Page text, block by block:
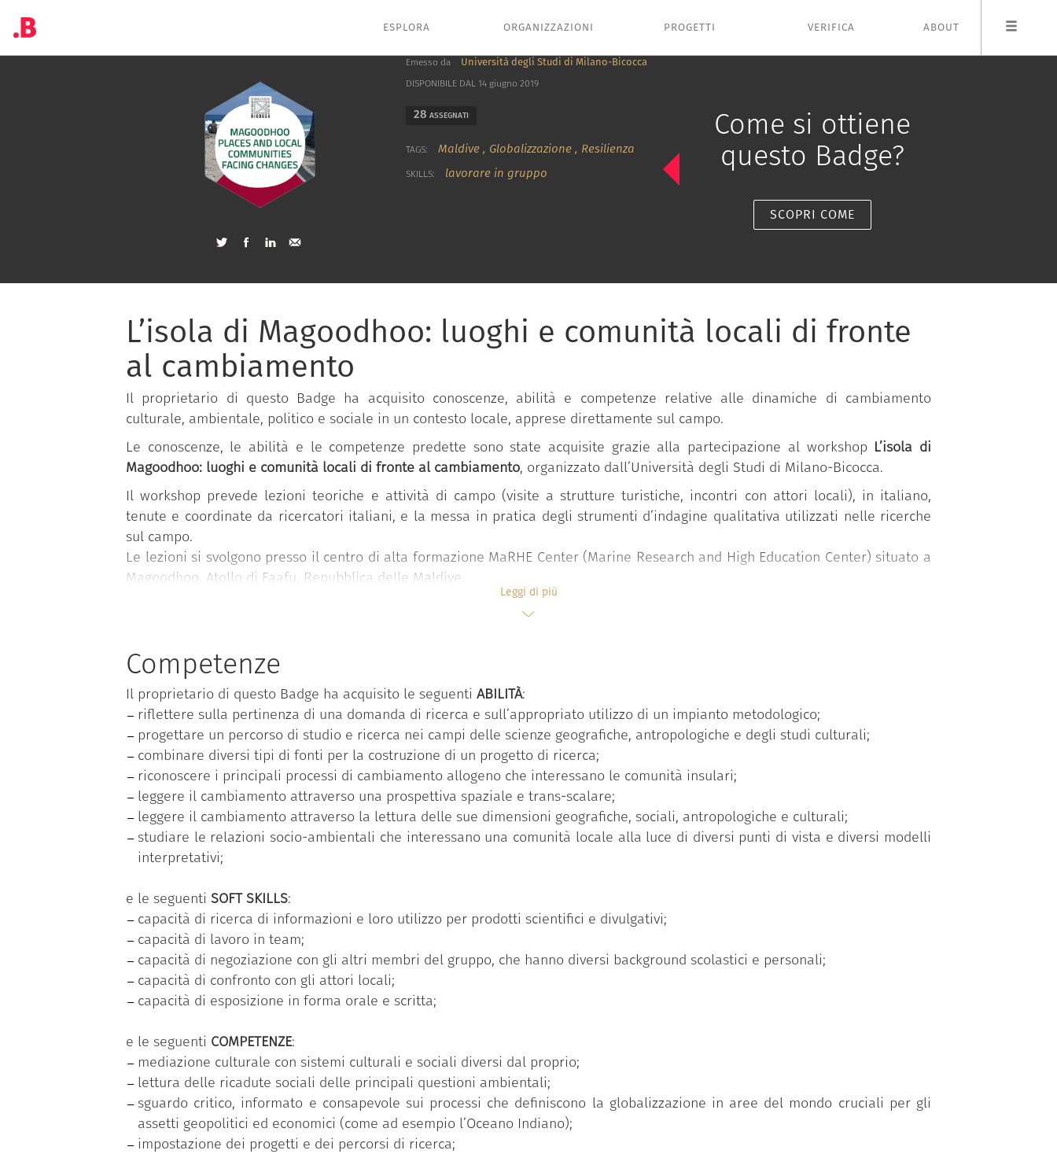
ESPLORA ORGANIZZAZIONI PROGETTI VERIFICA ABOUT
Emesso da Università degli Studi di Milano-Bicocca
DISPONIBILE DAL 14 giugno 2019
28 ASSEGNATI
TAGS: Maldive , Globalizzazione , Resilienza
SKILLS: lavorare in gruppo
Come si ottiene
questo Badge?
SCOPRI COME
L’isola di Magoodhoo: luoghi e comunità locali di fronte
al cambiamento
Il proprietario di questo Badge ha acquisito conoscenze, abilità e competenze relative alle dinamiche di cambiamento
culturale, ambientale, politico e sociale in un contesto locale, apprese direttamente sul campo.
Le conoscenze, le abilità e le competenze predette sono state acquisite grazie alla partecipazione al workshop L’isola di
Magoodhoo: luoghi e comunità locali di fronte al cambiamento, organizzato dall’Università degli Studi di Milano-Bicocca.
Il workshop prevede lezioni teoriche e attività di campo (visite a strutture turistiche, incontri con attori locali), in italiano,
tenute e coordinate da ricercatori italiani, e la messa in pratica degli strumenti d’indagine qualitativa utilizzati nelle ricerche
sul campo.
Le lezioni si svolgono presso il centro di alta formazione MaRHE Center (Marine Research and High Education Center) situato a
Magoodhoo, Atollo di Faafu, Repubblica delle Maldive.
Lo scopo principale del corso è la lettura delle dinamiche di cambiamento culturale, ambientale, politico, economico e sociale
in un contesto locale, con un focus particolare sulle strategie di resilienza (ovvero la capacità di un sistema di ritrovare un
nuovo equilibrio di fronte al cambiamento) che le comunità locali mettono in atto di fronte alle transizioni. Un’attenzione
specifica è dedicata agli aspetti geografici, culturali, religiosi, ambientali e antropologici della comunità locale ospitante: nel
quadro più generale rappresentato dalla regione di riferimento.
Il workshop L’isola di Magoodhoo: luoghi e comunità locali di fronte al cambiamento
particolare per gli studenti impegnati in studi culturali e delle scienze sociali, per comprendere la contemporaneità e per
applicare i modelli interpretativi teorici allo studio di caso, sperimentando le competenze sul campo.
La durata del percorso è di 8 giorni. Al rientro è prevista la stesura di un rapporto di ricerca, in italiano, svolto in gruppo da
parte dei partecipanti e la discussione delle informazioni e dei dati raccolti durante la frequenza alle attività.
Leggi di più
Competenze
Il proprietario di questo Badge ha acquisito le seguenti ABILITÀ:
riflettere sulla pertinenza di una domanda di ricerca e sull’appropriato utilizzo di un impianto metodologico;
progettare un percorso di studio e ricerca nei campi delle scienze geografiche, antropologiche e degli studi culturali;
combinare diversi tipi di fonti per la costruzione di un progetto di ricerca;
riconoscere i principali processi di cambiamento allogeno che interessano le comunità insulari;
leggere il cambiamento attraverso una prospettiva spaziale e trans-scalare;
leggere il cambiamento attraverso la lettura delle sue dimensioni geografiche, sociali, antropologiche e culturali;
studiare le relazioni socio-ambientali che interessano una comunità locale alla luce di diversi punti di vista e diversi modelli
interpretativi;
e le seguenti SOFT SKILLS:
capacità di ricerca di informazioni e loro utilizzo per prodotti scientifici e divulgativi;
capacità di lavoro in team;
capacità di negoziazione con gli altri membri del gruppo, che hanno diversi background scolastici e personali;
capacità di confronto con gli attori locali;
capacità di esposizione in forma orale e scritta;
e le seguenti COMPETENZE:
mediazione culturale con sistemi culturali e sociali diversi dal proprio;
lettura delle ricadute sociali delle principali questioni ambientali;
sguardo critico, informato e consapevole sui processi che definiscono la globalizzazione in aree del mondo cruciali per gli
assetti geopolitici ed economici (come ad esempio l’Oceano Indiano);
impostazione dei progetti e dei percorsi di ricerca;